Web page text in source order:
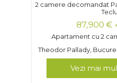
2 camere decomandat
Teclu
87,900 €
Apartament cu 2
Theodor Pallady,
Vezi mai